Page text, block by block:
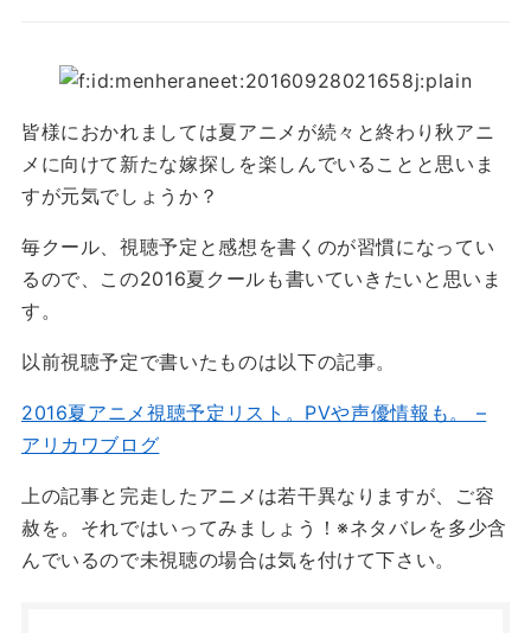
皆様におかれましては夏アニメが続々と終わり秋アニ
メに向けて新たな嫁探しを楽しんでいることと思いま
すが元気でしょうか？
毎クール、視聴予定と感想を書くのが習慣になってい
るので、この2016夏クールも書いていきたいと思いま
す。
以前視聴予定で書いたものは以下の記事。
2016夏アニメ視聴予定リスト。PVや声優情報も。 –
アリカワブログ
上の記事と完走したアニメは若干異なりますが、ご容
赦を。それではいってみましょう！※ネタバレを多少含
んでいるので未視聴の場合は気を付けて下さい。